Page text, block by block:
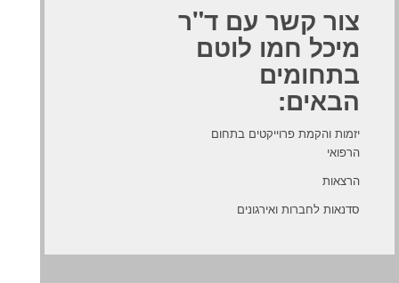
צור קשר עם ד"ר
מיכל חמו לוטם
בתחומים
הבאים:
יזמות והקמת פרוייקטים בתחום
הרפואי
הרצאות
סדנאות לחברות ואירגונים